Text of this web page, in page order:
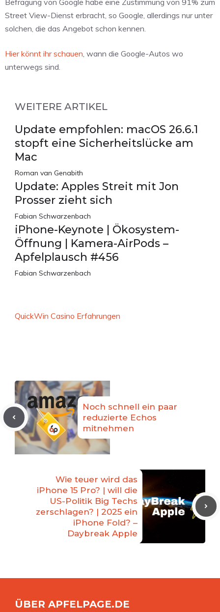
Street View-Dienst erbracht, so Google, allerdings nur unter
solchen, die das Angebot schon kennen.
Hier könnt ihr schauen , wann die Google-Autos wo
unterwegs sind.
WEITERE ARTIKEL
Update empfohlen: macOS 26.6.1
stopft eine Sicherheitslücke am
Mac
Roman van Genabith
Update: Apples Streit mit Jon
Prosser zieht sich
Fabian Schwarzenbach
iPhone-Keynote | Ökosystem-
Öffnung | Kamera-AirPods –
Apfelplausch #456
Fabian Schwarzenbach
QuickWin Casino Erfahrungen
Noch schnell ein paar
reduzierte Echos
mitnehmen
Wie teuer wird das
iPhone 15 Pro? | will die
US-Politik Big Techs
zerschlagen? | 2025 ein
iPhone Fold? –
Daybreak Apple
ÜBER APFELPAGE.DE